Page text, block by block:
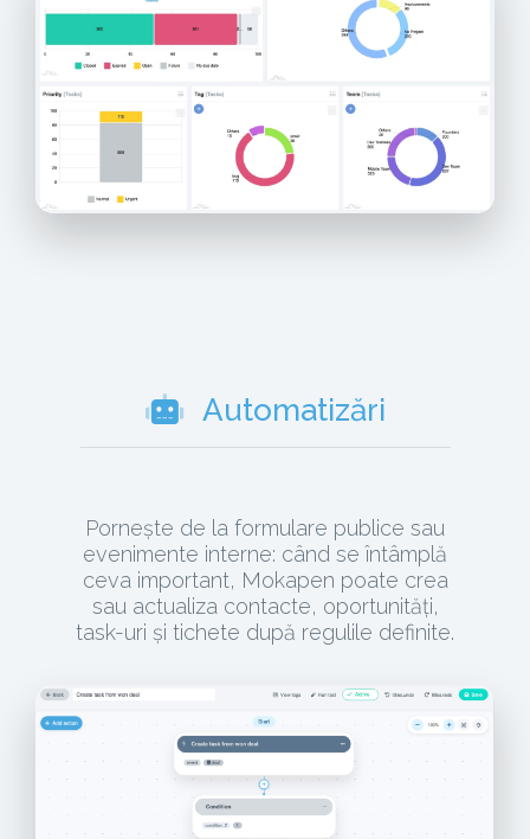
Automatizări
Pornește de la formulare publice sau
evenimente interne: când se întâmplă
ceva important, Mokapen poate crea
sau actualiza contacte, oportunități,
task-uri și tichete după regulile definite.